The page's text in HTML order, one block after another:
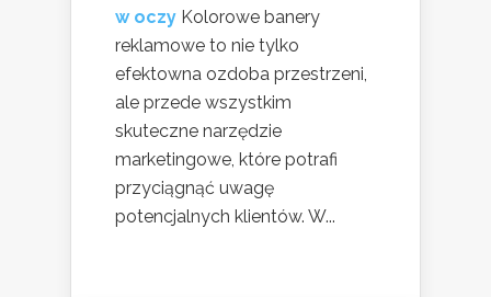
w oczy Kolorowe banery
reklamowe to nie tylko
efektowna ozdoba przestrzeni,
ale przede wszystkim
skuteczne narzędzie
marketingowe, które potrafi
przyciągnąć uwagę
potencjalnych klientów. W...